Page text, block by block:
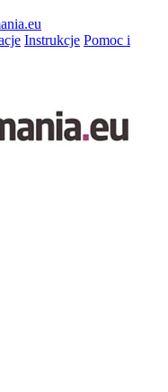
Instrukcje Pomoc i